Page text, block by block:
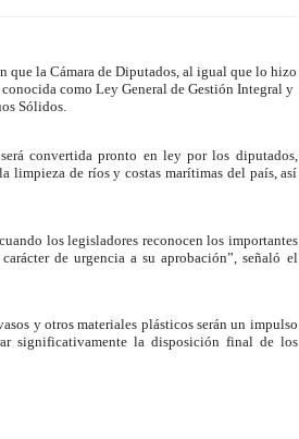
que la Cámara de Diputados, al igual que lo hizo
como Ley General de Gestión Integral y
Sólidos.
convertida pronto en ley por los diputados,
limpieza de ríos y costas marítimas del país, así
los legisladores reconocen los importantes
de urgencia a su aprobación”, señaló el
y otros materiales plásticos serán un impulso
significativamente la disposición final de los